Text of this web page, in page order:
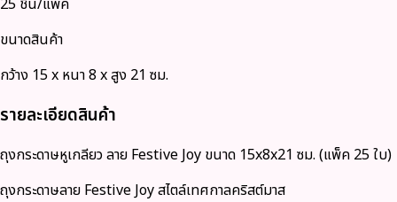
25 ชิ้น/แพ็ค
ขนาดสินค้า
กว้าง 15 x หนา 8 x สูง 21 ซม.
รายละเอียดสินค้า
ถุงกระดาษหูเกลียว ลาย Festive Joy ขนาด 15x8x21 ซม. (แพ็ค 25 ใบ)
ถุงกระดาษลาย Festive Joy สไตล์เทศกาลคริสต์มาส